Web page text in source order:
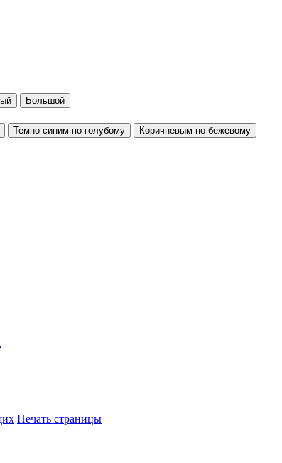
Большой
Темно-синим по голубому Коричневым по бежевому
Печать страницы